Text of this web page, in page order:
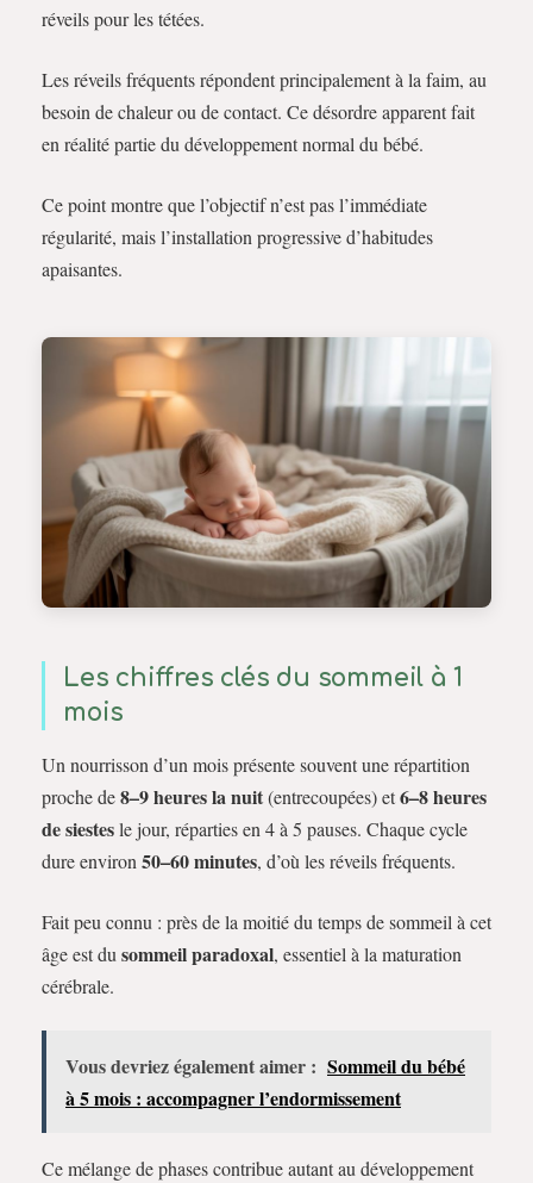
réveils pour les tétées.
Les réveils fréquents répondent principalement à la faim, au
besoin de chaleur ou de contact. Ce désordre apparent fait
en réalité partie du développement normal du bébé.
Ce point montre que l’objectif n’est pas l’immédiate
régularité, mais l’installation progressive d’habitudes
apaisantes.
Les chiffres clés du sommeil à 1
mois
Un nourrisson d’un mois présente souvent une répartition
proche de8–9 heures la nuit(entrecoupées) et6–8 heures
de siestesle jour, réparties en 4 à 5 pauses. Chaque cycle
dure environ 50–60 minutes, d’où les réveils fréquents.
Fait peu connu : près de la moitié du temps de sommeil à cet
âge est du sommeil paradoxal, essentiel à la maturation
cérébrale.
Vous devriez également aimer : Sommeil du bébé
à 5 mois : accompagner l’endormissement
Ce mélange de phases contribue autant au développement